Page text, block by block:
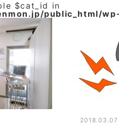
$cat_id in
public_html/
2018.03.07